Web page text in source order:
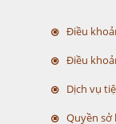
Điều
Điều
Dịch vụ
Quyền